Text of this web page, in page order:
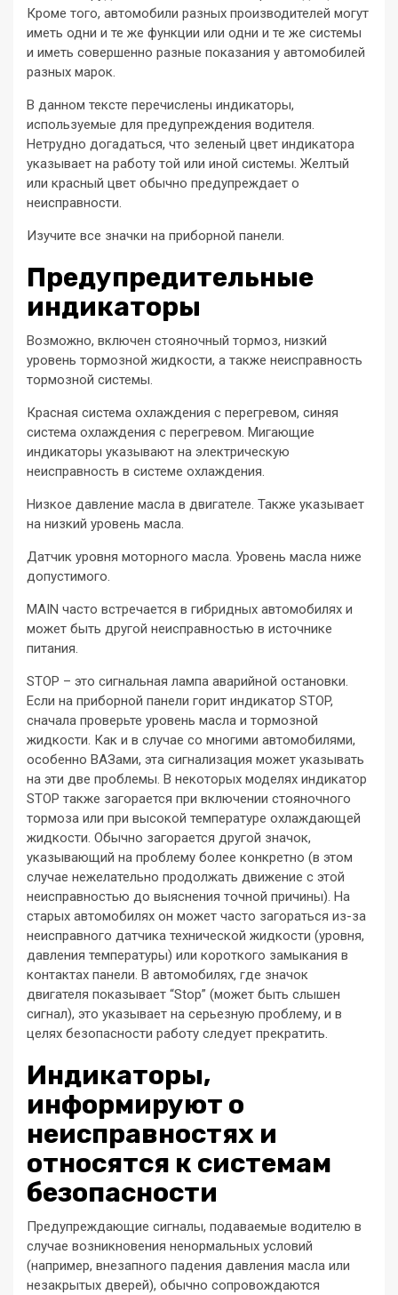
Кроме того, автомобили разных производителей могут
иметь одни и те же функции или одни и те же системы
и иметь совершенно разные показания у автомобилей
разных марок.
В данном тексте перечислены индикаторы,
используемые для предупреждения водителя.
Нетрудно догадаться, что зеленый цвет индикатора
указывает на работу той или иной системы. Желтый
или красный цвет обычно предупреждает о
неисправности.
Изучите все значки на приборной панели.
Предупредительные
индикаторы
Возможно, включен стояночный тормоз, низкий
уровень тормозной жидкости, а также неисправность
тормозной системы.
Красная система охлаждения с перегревом, синяя
система охлаждения с перегревом. Мигающие
индикаторы указывают на электрическую
неисправность в системе охлаждения.
Низкое давление масла в двигателе. Также указывает
на низкий уровень масла.
Датчик уровня моторного масла. Уровень масла ниже
допустимого.
MAIN часто встречается в гибридных автомобилях и
может быть другой неисправностью в источнике
питания.
STOP – это сигнальная лампа аварийной остановки.
Если на приборной панели горит индикатор STOP,
сначала проверьте уровень масла и тормозной
жидкости. Как и в случае со многими автомобилями,
особенно ВАЗами, эта сигнализация может указывать
на эти две проблемы. В некоторых моделях индикатор
STOP также загорается при включении стояночного
тормоза или при высокой температуре охлаждающей
жидкости. Обычно загорается другой значок,
указывающий на проблему более конкретно (в этом
случае нежелательно продолжать движение с этой
неисправностью до выяснения точной причины). На
старых автомобилях он может часто загораться из-за
неисправного датчика технической жидкости (уровня,
давления температуры) или короткого замыкания в
контактах панели. В автомобилях, где значок
двигателя показывает “Stop” (может быть слышен
сигнал), это указывает на серьезную проблему, и в
целях безопасности работу следует прекратить.
Индикаторы,
информируют о
неисправностях и
относятся к системам
безопасности
Предупреждающие сигналы, подаваемые водителю в
случае возникновения ненормальных условий
(например, внезапного падения давления масла или
незакрытых дверей), обычно сопровождаются